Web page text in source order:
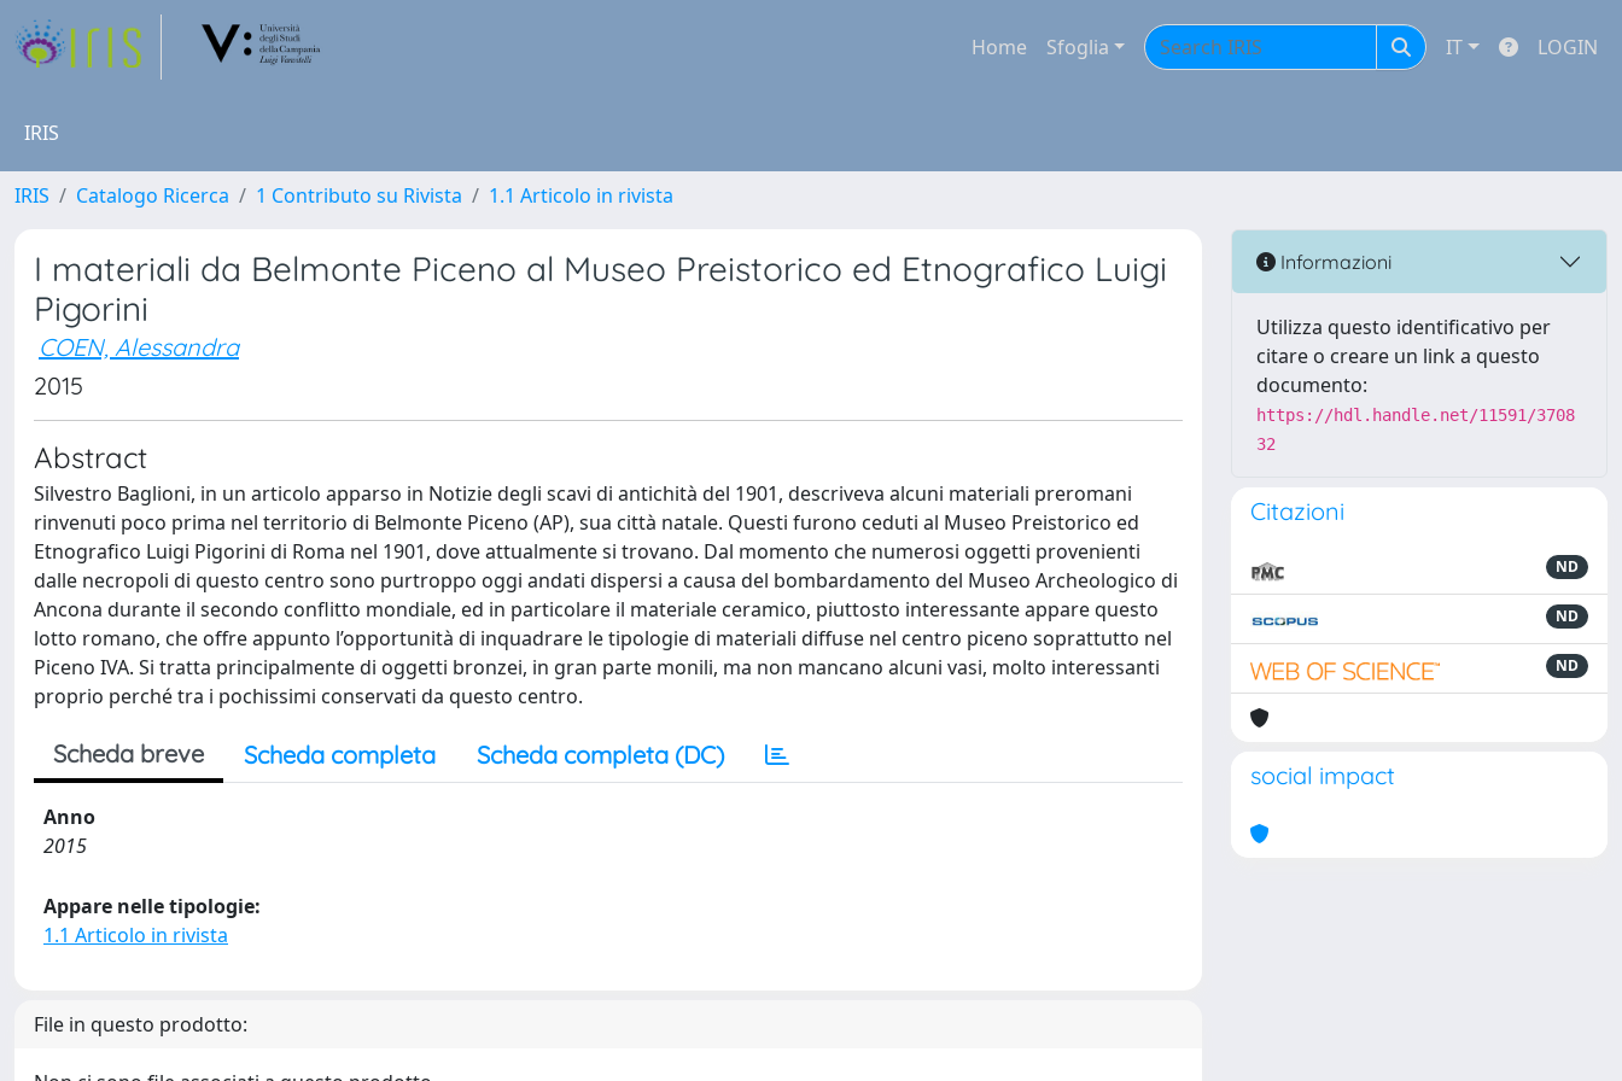
Home Sfoglia IT LOGIN
IRIS
IRIS Catalogo Ricerca 1 Contributo su Rivista 1.1 Articolo in rivista
I materiali da Belmonte Piceno al Museo Preistorico ed Etnografico Luigi
Pigorini
COEN, Alessandra
2015
Abstract
Silvestro Baglioni, in un articolo apparso in Notizie degli scavi di antichità del 1901, descriveva alcuni materiali preromani
rinvenuti poco prima nel territorio di Belmonte Piceno (AP), sua città natale. Questi furono ceduti al Museo Preistorico ed
Etnografico Luigi Pigorini di Roma nel 1901, dove attualmente si trovano. Dal momento che numerosi oggetti provenienti
dalle necropoli di questo centro sono purtroppo oggi andati dispersi a causa del bombardamento del Museo Archeologico di
Ancona durante il secondo conflitto mondiale, ed in particolare il materiale ceramico, piuttosto interessante appare questo
lotto romano, che offre appunto l’opportunità di inquadrare le tipologie di materiali diffuse nel centro piceno soprattutto nel
Piceno IVA. Si tratta principalmente di oggetti bronzei, in gran parte monili, ma non mancano alcuni vasi, molto interessanti
proprio perché tra i pochissimi conservati da questo centro.
Scheda breve Scheda completa Scheda completa (DC)
Anno
2015
Appare nelle tipologie:
1.1 Articolo in rivista
File in questo prodotto:
Informazioni
Utilizza questo identificativo per
citare o creare un link a questo
documento:
https://hdl.handle.net/11591/3708
32
Citazioni
ND
ND
ND
social impact